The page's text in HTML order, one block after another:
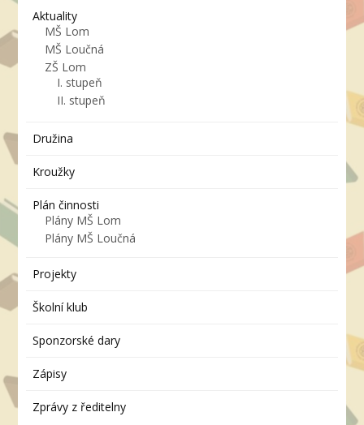
Aktuality
MŠ Lom
MŠ Loučná
ZŠ Lom
I. stupeň
II. stupeň
Družina
Kroužky
Plán činnosti
Plány MŠ Lom
Plány MŠ Loučná
Projekty
Školní klub
Sponzorské dary
Zápisy
Zprávy z ředitelny